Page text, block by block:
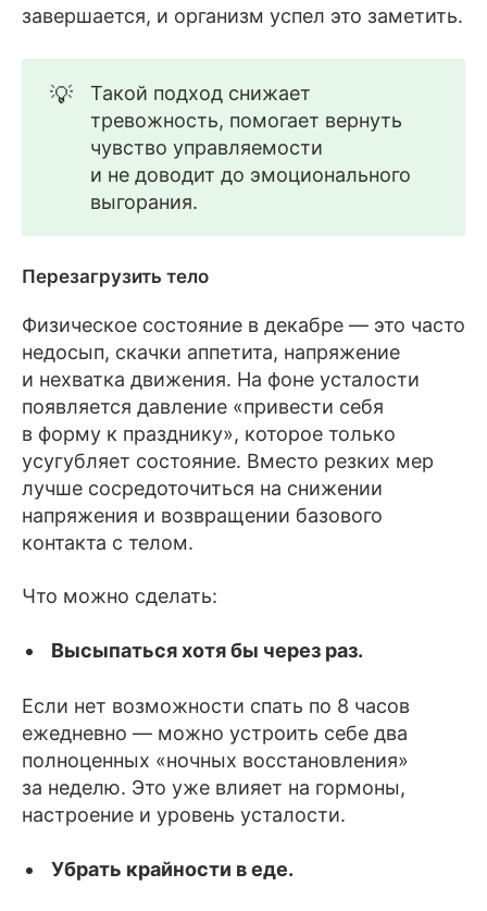
завершается, и организм успел это заметить.
💡
Такой подход снижает
тревожность, помогает вернуть
чувство управляемости
и не доводит до эмоционального
выгорания.
Перезагрузить тело
Физическое состояние в декабре — это часто
недосып, скачки аппетита, напряжение
и нехватка движения. На фоне усталости
появляется давление «привести себя
в форму к празднику», которое только
усугубляет состояние. Вместо резких мер
лучше сосредоточиться на снижении
напряжения и возвращении базового
контакта с телом.
Что можно сделать:
Высыпаться хотя бы через раз.
Если нет возможности спать по 8 часов
ежедневно — можно устроить себе два
полноценных «ночных восстановления»
за неделю. Это уже влияет на гормоны,
настроение и уровень усталости.
Убрать крайности в еде.